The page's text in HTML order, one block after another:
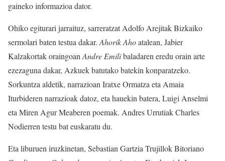
gaineko informazioa dator.
Ohiko egiturari jarraituz, sarreratzat Adolfo Arejitak Bizkaiko
sermolari baten testua dakar. Ahorik Ahoatalean, Jabier
Kalzakortak oraingoan Andre Emilibaladaren eredu orain arte
ezezaguna dakar, Azkuek batutako batekin konparatzeko.
Sorkuntza aldetik, narrazioan Iratxe Ormatza eta Amaia
Iturbideren narrazioak datoz, eta hauekin batera, Luigi Anselmi
eta Miren Agur Meaberen poemak. Andres Urrutiak Charles
Nodierren testu bat euskaratu du.
Eta liburuen iruzkinetan, Sebastian Gartzia Trujillok Bitoriano